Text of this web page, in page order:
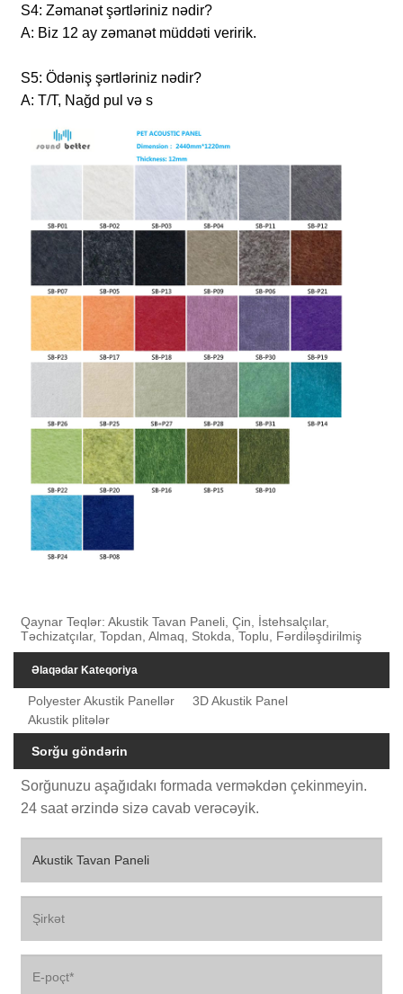
S4: Zəmanət şərtləriniz nədir?
A: Biz 12 ay zəmanət müddəti veririk.
S5: Ödəniş şərtləriniz nədir?
A: T/T, Nağd pul və s
Qaynar Teqlər: Akustik Tavan Paneli, Çin, İstehsalçılar,
Təchizatçılar, Topdan, Almaq, Stokda, Toplu, Fərdiləşdirilmiş
Əlaqədar Kateqoriya
Polyester Akustik Panellər
3D Akustik Panel
Akustik plitələr
Sorğu göndərin
Sorğunuzu aşağıdakı formada verməkdən çekinmeyin.
24 saat ərzində sizə cavab verəcəyik.